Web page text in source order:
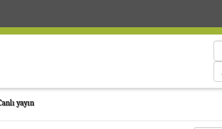
yayın